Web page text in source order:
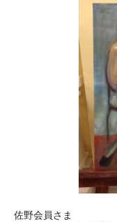
佐野会員さま